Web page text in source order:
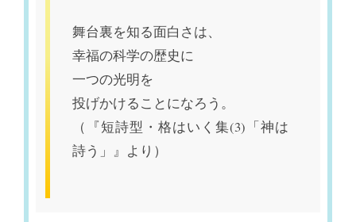
舞台裏を知る面白さは、
幸福の科学の歴史に
一つの光明を
投げかけることになろう。
（『短詩型・格はいく集(3)「神は
詩う」』より）